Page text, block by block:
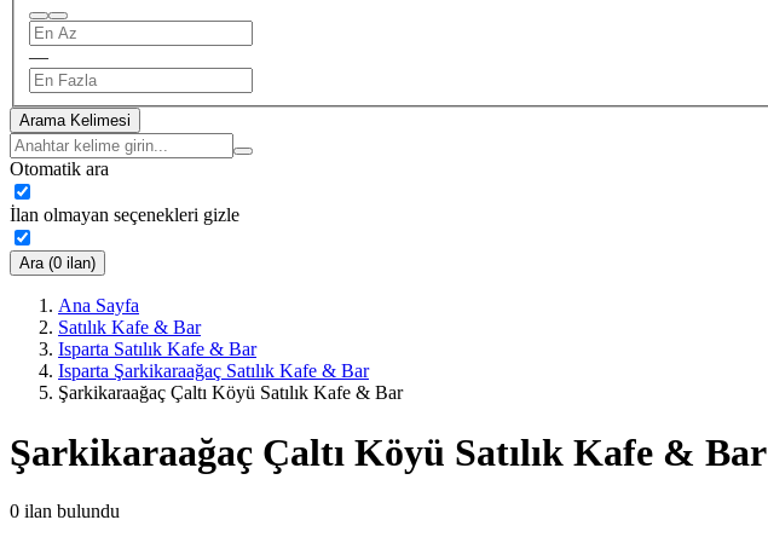
—
Arama Kelimesi
Otomatik ara
İlan olmayan seçenekleri gizle
Ara (0 ilan)
Ana Sayfa
Satılık Kafe & Bar
Isparta Satılık Kafe & Bar
Isparta Şarkikaraağaç Satılık Kafe & Bar
Şarkikaraağaç Çaltı Köyü Satılık Kafe & Bar
Şarkikaraağaç Çaltı Köyü Satılık Kafe & Bar
0 ilan bulundu